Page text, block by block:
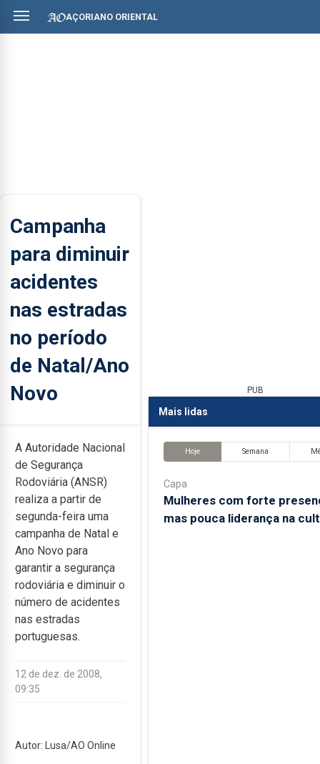
AÇORIANO ORIENTAL
Campanha
para diminuir
acidentes
nas estradas
no período
de Natal/Ano
Novo
A Autoridade Nacional
de Segurança
Rodoviária (ANSR)
realiza a partir de
segunda-feira uma
campanha de Natal e
Ano Novo para
garantir a segurança
rodoviária e diminuir o
número de acidentes
nas estradas
portuguesas.
12 de dez. de 2008,
09:35
Autor: Lusa/AO Online
PUB
Mais lidas
Hoje Semana
Capa
Mulheres com forte
mas pouca liderança na